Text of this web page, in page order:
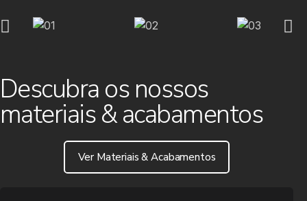
Descubra os nossos
materiais & acabamentos
Ver Materiais & Acabamentos